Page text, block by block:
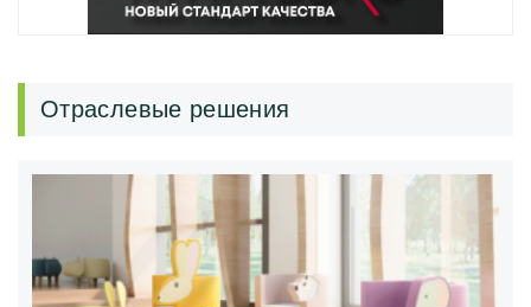
Отраслевые решения